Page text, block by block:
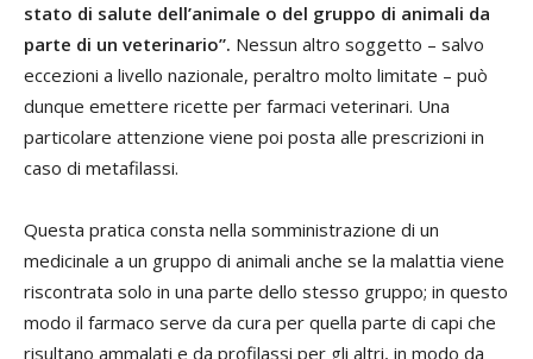
stato di salute dell’animale o del gruppo di animali da
parte di un veterinario”. Nessun altro soggetto – salvo
eccezioni a livello nazionale, peraltro molto limitate – può
dunque emettere ricette per farmaci veterinari. Una
particolare attenzione viene poi posta alle prescrizioni in
caso di metafilassi.
Questa pratica consta nella somministrazione di un
medicinale a un gruppo di animali anche se la malattia viene
riscontrata solo in una parte dello stesso gruppo; in questo
modo il farmaco serve da cura per quella parte di capi che
risultano ammalati e da profilassi per gli altri, in modo da